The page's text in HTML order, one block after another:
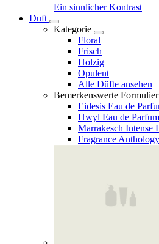
Ein sinnlicher Kontrast
Duft
Kategorie
Floral
Frisch
Holzig
Opulent
Alle Düfte ansehen
Bemerkenswerte
Eidesis Eau de
Hwyl Eau de Parfum
Marrakesch Intense
Fragrance